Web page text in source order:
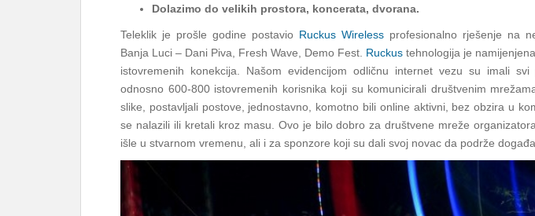
Dolazimo do velikih prostora, koncerata, dvorana.
Teleklik je prošle godine postavio Ruckus Wireless profesionalno rješenje na
Banja Luci – Dani Piva, Fresh Wave, Demo Fest. Ruckus tehnologija je
istovremenih konekcija. Našom evidencijom odličnu internet vezu su imali svi
odnosno 600-800 istovremenih korisnika koji su komunicirali društvenim
slike, postavljali postove, jednostavno, komotno bili online aktivni, bez obzira u
se nalazili ili kretali kroz masu. Ovo je bilo dobro za društvene mreže
išle u stvarnom vremenu, ali i za sponzore koji su dali svoj novac da podrže